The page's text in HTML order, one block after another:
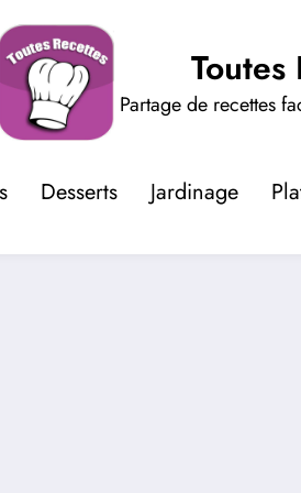
Toutes
Partage de recettes
Desserts Jardinage